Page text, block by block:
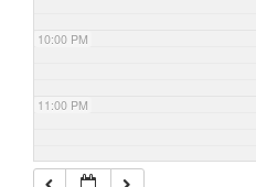
10:00 PM
11:00 PM